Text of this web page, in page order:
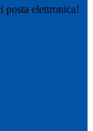
posta elettronica!